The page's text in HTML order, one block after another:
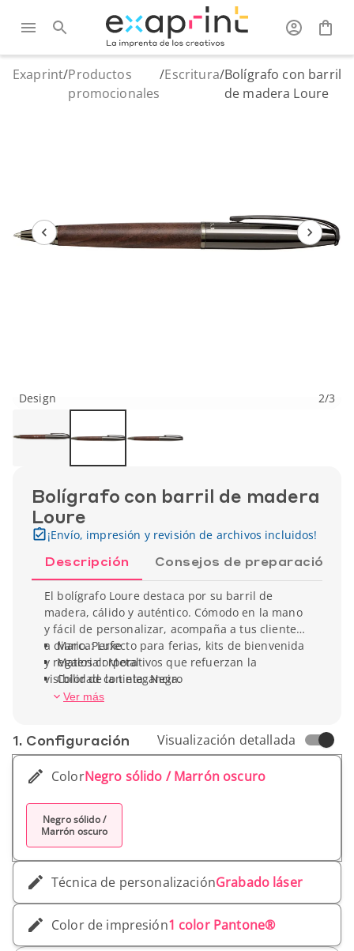
Exaprint/Productos
promocionales
/Escritura/Bolígrafo con barril
de madera Loure
Design 2/3
Bolígrafo con barril de madera
Loure
¡Envío, impresión y revisión de archivos incluidos!
Descripción Consejos de preparación
El bolígrafo Loure destaca por su barril de
madera, cálido y auténtico. Cómodo en la mano
y fácil de personalizar, acompaña a tus clientes
a diario. Perfecto para ferias, kits de bienvenida
y regalos corporativos que refuerzan la
visibilidad con elegancia.
Marca: Luxe
Material: Metal
Color de la tinta: Negro
Longitud: 14,1 cm
Ver más
1. Conf­iguración Visualización detallada
ColorNegro sólido / Marrón oscuro
Negro sólido /
Marrón oscuro
Técnica de personalizaciónGrabado láser
Color de impresión1 color Pantone®